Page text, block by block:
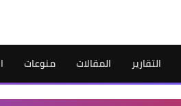
التقارير المقالات منوعات